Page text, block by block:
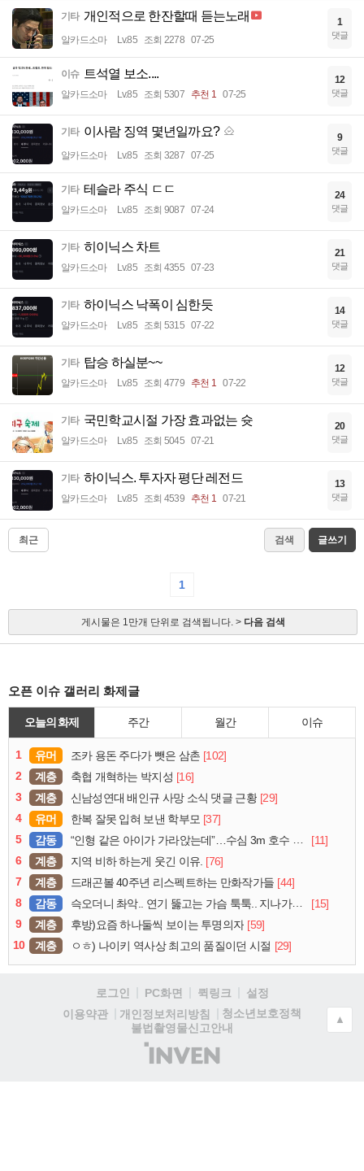
기타 개인적으로 한잔할때 듣는노래
알카드소마 Lv.85 조회 2278 07-25
1
댓글
이슈 트석열 보소....
알카드소마 Lv.85 조회 5307 추천 1 07-25
12
댓글
기타 이사람 징역 몇년일까요?
알카드소마 Lv.85 조회 3287 07-25
9
댓글
기타 테슬라 주식 ㄷㄷ
알카드소마 Lv.85 조회 9087 07-24
24
댓글
기타 히이닉스 차트
알카드소마 Lv.85 조회 4355 07-23
21
댓글
기타 하이닉스 낙폭이 심한듯
알카드소마 Lv.85 조회 5315 07-22
14
댓글
기타 탑승 하실분~~
알카드소마 Lv.85 조회 4779 추천 1 07-22
12
댓글
기타 국민학교시절 가장 효과없는 슛
알카드소마 Lv.85 조회 5045 07-21
20
댓글
기타 하이닉스. 투자자 평단 레전드
알카드소마 Lv.85 조회 4539 추천 1 07-21
13
댓글
최근 검색 글쓰기
1
게시물은 1만개 단위로 검색됩니다. > 다음 검색
오픈 이슈 갤러리 화제글
오늘의 화제 주간 월간 이슈
1 유머 조카 용돈 주다가 뺏은 삼촌 [102]
2
계층 축협 개혁하는 박지성 [16]
3
계층 신남성연대 배인규 사망 소식 댓글 근황 [29]
4
유머 한복 잘못 입혀 보낸 학부모 [37]
5
감동 “인형 같은 아이가 가라앉는데”…수심 3m 호수 뛰어든 60대 의인
[11]
6
계층 지역 비하 하는게 웃긴 이유. [76]
7
계층 드래곤볼 40주년 리스펙트하는 만화작가들 [44]
8
감동 슥오더니 촤악.. 연기 뚫고는 가슴 툭툭.. 지나가던 아재의 정체
[15]
9
계층 후방)요즘 하나둘씩 보이는 투명의자 [59]
10
계층 ㅇㅎ) 나이키 역사상 최고의 품질이던 시절 [29]
로그인 PC화면 퀵링크
설정
이용약관
개인정보처리방침
청소년보호정책
불법촬영물신고안내
(주)
인
▲